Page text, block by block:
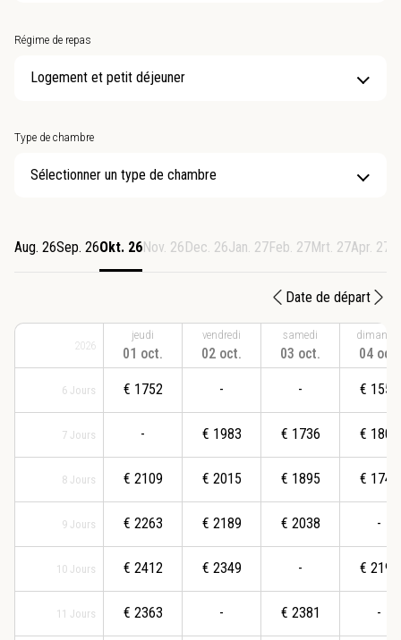
Régime de repas
Type de chambre
Sélectionner un type de chambre
Aug. 26Sep. 26Okt. 26Nov. 26 Dec. 26Jan. 27Feb. 27Mrt. 27Apr. 27
Date de départ
2026
6 Jours
7 Jours
8 Jours
9 Jours
10 Jours
11 Jours
jeudi
01 oct.
€ 1752
-
€ 2109
€ 2263
€ 2412
€ 2363
vendredi
02 oct.
-
€ 1983
€ 2015
€ 2189
€ 2349
-
samedi
03 oct.
-
€ 1736
€ 1895
€ 2038
-
€ 2381
04 oct.
€ 1554
€ 1809
€ 1744
-
€ 2199
-